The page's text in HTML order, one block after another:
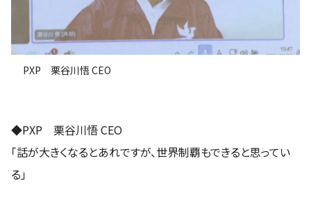
PXP 栗谷川悟 CEO
◆PXP 栗谷川悟 CEO
「話が大きくなるとあれですが、世界制覇もできると思ってい
る」